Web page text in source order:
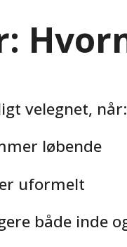
velegnet, når:
løbende
uformelt
både inde